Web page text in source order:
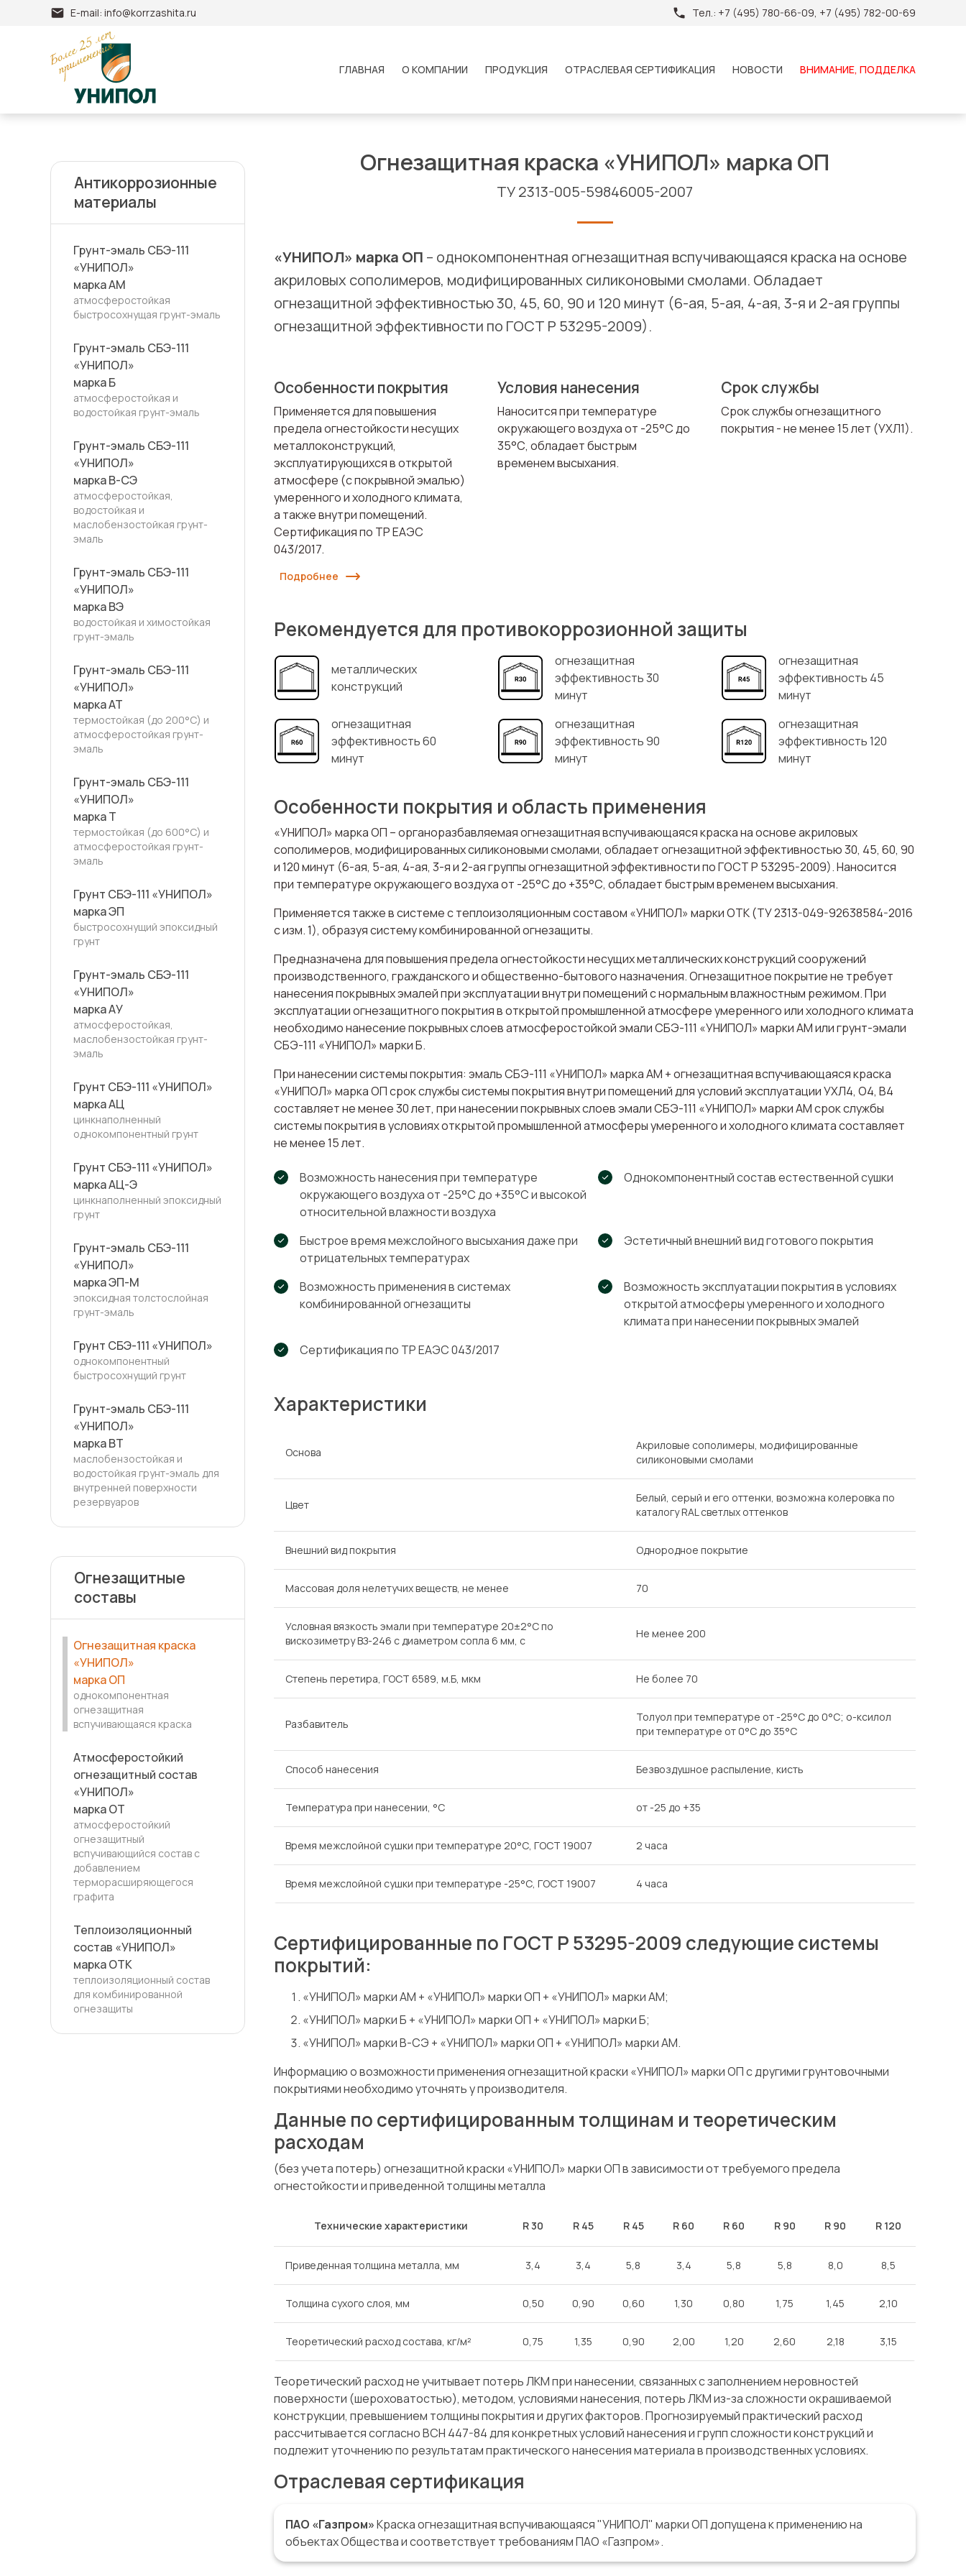
E-mail: info@korrzashita.ru Тел.: +7 (495) 780-66-09, +7 (495) 782-00-69
ГЛАВНАЯ О КОМПАНИИ ПРОДУКЦИЯ ОТРАСЛЕВАЯ СЕРТИФИКАЦИЯ НОВОСТИ ВНИМАНИЕ, ПОДДЕЛКА
Антикоррозионные
материалы
Грунт-эмаль СБЭ-111
«УНИПОЛ»
марка АМ
атмосферостойкая
быстросохнущая грунт-эмаль
Грунт-эмаль СБЭ-111
«УНИПОЛ»
марка Б
атмосферостойкая и
водостойкая грунт-эмаль
Грунт-эмаль СБЭ-111
«УНИПОЛ»
марка В-СЭ
атмосферостойкая,
водостойкая и
маслобензостойкая грунт-
эмаль
Грунт-эмаль СБЭ-111
«УНИПОЛ»
марка ВЭ
водостойкая и химостойкая
грунт-эмаль
Грунт-эмаль СБЭ-111
«УНИПОЛ»
марка АТ
термостойкая (до 200°С) и
атмосферостойкая грунт-
эмаль
Грунт-эмаль СБЭ-111
«УНИПОЛ»
марка Т
термостойкая (до 600°С) и
атмосферостойкая грунт-
эмаль
Грунт СБЭ-111 «УНИПОЛ»
марка ЭП
быстросохнущий эпоксидный
грунт
Грунт-эмаль СБЭ-111
«УНИПОЛ»
марка АУ
атмосферостойкая,
маслобензостойкая грунт-
эмаль
Грунт СБЭ-111 «УНИПОЛ»
марка АЦ
цинкнаполненный
однокомпонентный грунт
Грунт СБЭ-111 «УНИПОЛ»
марка АЦ-Э
цинкнаполненный эпоксидный
грунт
Грунт-эмаль СБЭ-111
«УНИПОЛ»
марка ЭП-М
эпоксидная толстослойная
грунт-эмаль
Грунт СБЭ-111 «УНИПОЛ»
однокомпонентный
быстросохнущий грунт
Грунт-эмаль СБЭ-111
«УНИПОЛ»
марка ВТ
маслобензостойкая и
водостойкая грунт-эмаль для
внутренней поверхности
резервуаров
Огнезащитные
составы
Огнезащитная краска
«УНИПОЛ»
марка ОП
однокомпонентная
огнезащитная
вспучивающаяся краска
Атмосферостойкий
огнезащитный состав
«УНИПОЛ»
марка ОТ
атмосферостойкий
огнезащитный
вспучивающийся состав с
добавлением
терморасширяющегося
графита
Теплоизоляционный
состав «УНИПОЛ»
марка ОТК
теплоизоляционный состав
для комбинированной
огнезащиты
Огнезащитная краска «УНИПОЛ» марка ОП
ТУ 2313-005-59846005-2007
«УНИПОЛ» марка ОП – однокомпонентная огнезащитная вспучивающаяся краска на основе
акриловых сополимеров, модифицированных силиконовыми смолами. Обладает
огнезащитной эффективностью 30, 45, 60, 90 и 120 минут (6-ая, 5-ая, 4-ая, 3-я и 2-ая группы
огнезащитной эффективности по ГОСТ Р 53295-2009).
Особенности покрытия
Применяется для повышения
предела огнестойкости несущих
металлоконструкций,
эксплуатирующихся в открытой
атмосфере (с покрывной эмалью)
умеренного и холодного климата,
а также внутри помещений.
Сертификация по ТР ЕАЭС
043/2017.
Подробнее
Условия нанесения
Наносится при температуре
окружающего воздуха от -25°С до
35°С, обладает быстрым
временем высыхания.
Срок службы
Срок службы огнезащитного
покрытия - не менее 15 лет (УХЛ1).
Рекомендуется для противокоррозионной защиты
металлических
конструкций
огнезащитная
эффективность 30
минут
огнезащитная
эффективность 45
минут
огнезащитная
эффективность 60
минут
огнезащитная
эффективность 90
минут
огнезащитная
эффективность 120
минут
Особенности покрытия и область применения
«УНИПОЛ» марка ОП – органоразбавляемая огнезащитная вспучивающаяся краска на основе акриловых
сополимеров, модифицированных силиконовыми смолами, обладает огнезащитной эффективностью 30, 45, 60, 90
и 120 минут (6-ая, 5-ая, 4-ая, 3-я и 2-ая группы огнезащитной эффективности по ГОСТ Р 53295-2009). Наносится
при температуре окружающего воздуха от -25°С до +35°С, обладает быстрым временем высыхания.
Применяется также в системе с теплоизоляционным составом «УНИПОЛ» марки ОТК (ТУ 2313-049-92638584-2016
с изм. 1), образуя систему комбинированной огнезащиты.
Предназначена для повышения предела огнестойкости несущих металлических конструкций сооружений
производственного, гражданского и общественно-бытового назначения. Огнезащитное покрытие не требует
нанесения покрывных эмалей при эксплуатации внутри помещений с нормальным влажностным режимом. При
эксплуатации огнезащитного покрытия в открытой промышленной атмосфере умеренного или холодного климата
необходимо нанесение покрывных слоев атмосферостойкой эмали СБЭ-111 «УНИПОЛ» марки АМ или грунт-эмали
СБЭ-111 «УНИПОЛ» марки Б.
При нанесении системы покрытия: эмаль СБЭ-111 «УНИПОЛ» марка АМ + огнезащитная вспучивающаяся краска
«УНИПОЛ» марка ОП срок службы системы покрытия внутри помещений для условий эксплуатации УХЛ4, О4, В4
составляет не менее 30 лет, при нанесении покрывных слоев эмали СБЭ-111 «УНИПОЛ» марки АМ срок службы
системы покрытия в условиях открытой промышленной атмосферы умеренного и холодного климата составляет
не менее 15 лет.
Возможность нанесения при температуре
окружающего воздуха от -25°С до +35°С и высокой
относительной влажности воздуха
Однокомпонентный состав естественной сушки
Быстрое время межслойного высыхания даже при
отрицательных температурах
Эстетичный внешний вид готового покрытия
Возможность применения в системах
комбинированной огнезащиты
Возможность эксплуатации покрытия в условиях
открытой атмосферы умеренного и холодного
климата при нанесении покрывных эмалей
Сертификация по ТР ЕАЭС 043/2017
Характеристики
Основа
Акриловые сополимеры, модифицированные
силиконовыми смолами
Цвет
Белый, серый и его оттенки, возможна колеровка по
каталогу RAL светлых оттенков
Внешний вид покрытия Однородное покрытие
Массовая доля нелетучих веществ, не менее 70
Условная вязкость эмали при температуре 20±2°С по
вискозиметру ВЗ-246 с диаметром сопла 6 мм, с
Не менее 200
Степень перетира, ГОСТ 6589, м.Б, мкм Не более 70
Разбавитель
Толуол при температуре от -25°С до 0°С; о-ксилол
при температуре от 0°С до 35°С
Способ нанесения Безвоздушное распыление, кисть
Температура при нанесении, °С от -25 до +35
Время межслойной сушки при температуре 20°С, ГОСТ 19007 2 часа
Время межслойной сушки при температуре -25°С, ГОСТ 19007 4 часа
Сертифицированные по ГОСТ Р 53295-2009 следующие системы
покрытий:
«УНИПОЛ» марки АМ + «УНИПОЛ» марки ОП + «УНИПОЛ» марки АМ;
«УНИПОЛ» марки Б + «УНИПОЛ» марки ОП + «УНИПОЛ» марки Б;
«УНИПОЛ» марки В-СЭ + «УНИПОЛ» марки ОП + «УНИПОЛ» марки АМ.
Информацию о возможности применения огнезащитной краски «УНИПОЛ» марки ОП с другими грунтовочными
покрытиями необходимо уточнять у производителя.
Данные по сертифицированным толщинам и теоретическим
расходам
(без учета потерь) огнезащитной краски «УНИПОЛ» марки ОП в зависимости от требуемого предела
огнестойкости и приведенной толщины металла
Технические характеристики R 30 R 45 R 45 R 60 R 60 R 90 R 90 R 120
Приведенная толщина металла, мм 3,4 3,4 5,8 3,4 5,8 5,8 8,0 8,5
Толщина сухого слоя, мм 0,50 0,90 0,60 1,30 0,80 1,75 1,45 2,10
Теоретический расход состава, кг/м² 0,75 1,35 0,90 2,00 1,20 2,60 2,18 3,15
Теоретический расход не учитывает потерь ЛКМ при нанесении, связанных с заполнением неровностей
поверхности (шероховатостью), методом, условиями нанесения, потерь ЛКМ из-за сложности окрашиваемой
конструкции, превышением толщины покрытия и других факторов. Прогнозируемый практический расход
рассчитывается согласно ВСН 447-84 для конкретных условий нанесения и групп сложности конструкций и
подлежит уточнению по результатам практического нанесения материала в производственных условиях.
Отраслевая сертификация
ПАО «Газпром»Краска огнезащитная вспучивающаяся "УНИПОЛ" марки ОП допущена к применению на
объектах Общества и соответствует требованиям ПАО «Газпром».